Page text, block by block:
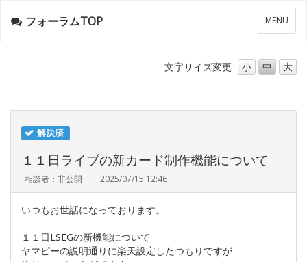
メ
ニ
ー
MENU
フォーラムTOP
文字サイズ変更 小 中 大
解決済
１１日ライブの新カード制作機能について
相談者：非公開 2025/07/15 12:46
いつもお世話になっております。
１１日LSEGの新機能について
ヤマピーの説明通りに楽天設定したつもりですが